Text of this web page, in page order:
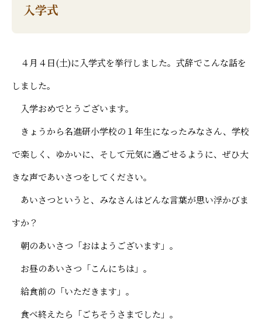
よくあるご質問
アクセス
採用情報
同窓会サイト
保護者ポータル「M-portal」
プライバシーポリシー
反社会勢力に対する基本方針
入学式
４月４日(土)に入学式を挙行しました。式辞でこんな話を
しました。
入学おめでとうございます。
きょうから名進研小学校の１年生になったみなさん、学校
で楽しく、ゆかいに、そして元気に過ごせるように、ぜひ大
きな声であいさつをしてください。
あいさつというと、みなさんはどんな言葉が思い浮かびま
すか？
朝のあいさつ「おはようございます」。
お昼のあいさつ「こんにちは」。
給食前の「いただきます」。
食べ終えたら「ごちそうさまでした」。